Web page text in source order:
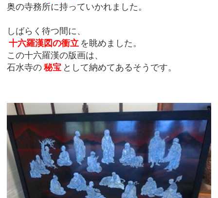
奥の寺務所に持っていかれました。
しばらく待つ間に、
十六羅漢図の衝立 を眺めました。
この十六羅漢の版画は、
石水寺の 秘宝 として納めてあるそうです。